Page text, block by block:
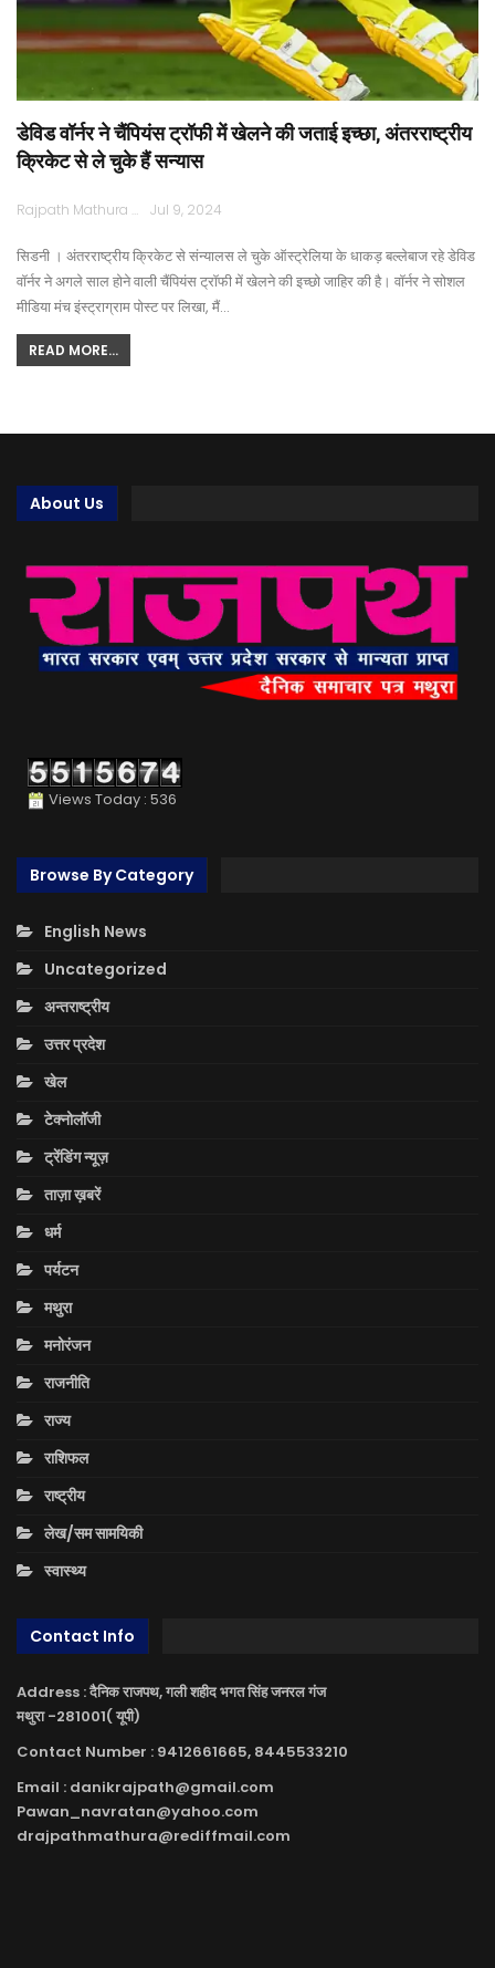
डेविड वॉर्नर ने चैंपियंस ट्रॉफी में खेलने की जताई इच्छा, अंतरराष्ट्रीय
क्रिकेट से ले चुके हैं सन्यास
Rajpath Mathura Jul 9, 2024
सिडनी । अंतरराष्ट्रीय क्रिकेट से संन्यालस ले चुके ऑस्ट्रेलिया के धाकड़ बल्लेबाज रहे डेविड
वॉर्नर ने अगले साल होने वाली चैंपियंस ट्रॉफी में खेलने की इच्छाे जाहिर की है। वॉर्नर ने सोशल
मीडिया मंच इंस्ट्राग्राम पोस्ट पर लिखा, मैं…
READ MORE...
About Us
Views Today : 536
Browse By Category
English News
Uncategorized
अन्तराष्ट्रीय
उत्तर प्रदेश
खेल
टेक्नोलॉजी
ट्रेंडिंग न्यूज़
ताज़ा ख़बरें
धर्म
पर्यटन
मथुरा
मनोरंजन
राजनीति
राज्य
राशिफल
राष्ट्रीय
लेख/सम सामयिकी
स्वास्थ्य
Contact Info
Address : दैनिक राजपथ, गली शहीद भगत सिंह जनरल गंज
मथुरा -281001( यूपी)
Contact Number : 9412661665, 8445533210
Email : danikrajpath@gmail.com
Pawan_navratan@yahoo.com
drajpathmathura@rediffmail.com